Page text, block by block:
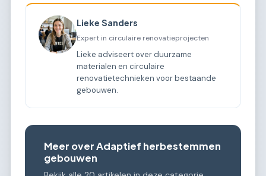
Lieke Sanders
Expert in circulaire renovatieprojecten
Lieke adviseert over duurzame
materialen en circulaire
renovatietechnieken voor bestaande
gebouwen.
Meer over Adaptief herbestemmen
gebouwen